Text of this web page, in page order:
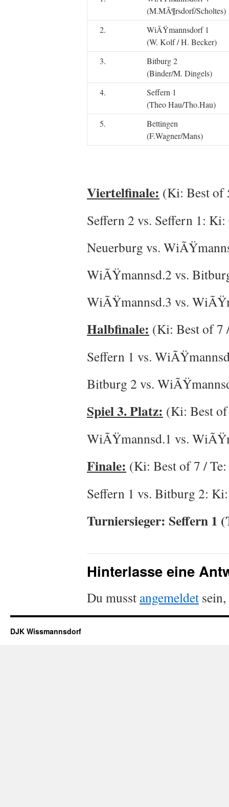
(M.MÃ¶rsdorf/Scholtes)
2.
WiÃŸmannsdorf 1
(W. Kolf / H. Becker)
3.
Bitburg 2
(Binder/M. Dingels)
4.
Seffern 1
(Theo Hau/Tho.Hau)
5.
Bettingen
(F.Wagner/Mans)
Viertelfinale: (Ki: Best of
Seffern 2 vs. Seffern 1:
Neuerburg vs.
WiÃŸmannsd.2 vs.
WiÃŸmannsd.3 vs.
Halbfinale: (Ki: Best of 7
Seffern 1 vs.
Bitburg 2 vs.
Spiel 3. Platz: (Ki: Best
WiÃŸmannsd.1 vs.
Finale: (Ki: Best of 7 /
Seffern 1 vs. Bitburg 2:
Turniersieger: Seffern 1
Hinterlasse eine
Du musst angemeldet
DJK Wissmannsdorf